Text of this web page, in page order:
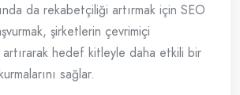
da rekabetçiliği artırmak için SEO
şirketlerin çevrimiçi
artırarak hedef kitleyle daha etkili bir
sağlar.